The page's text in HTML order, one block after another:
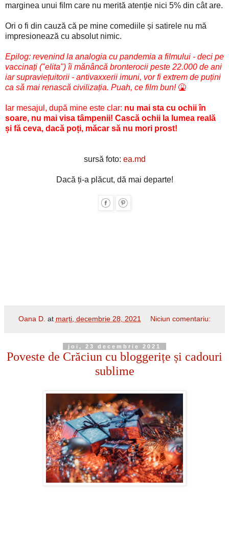
marginea unui film care nu merită atenție nici 5% din cât are.
Ori o fi din cauză că pe mine comediile și satirele nu mă
impresionează cu absolut nimic.
Epilog: revenind la analogia cu pandemia a filmului - deci pe
vaccinați ("elita") îi mănâncă bronterocii peste 22.000 de ani
iar supraviețuitorii - antivaxxerii imuni, vor fi extrem de puțini
ca să mai renască civilizația. Puah, ce film bun! 🤮
Iar mesajul, după mine este clar: nu mai sta cu ochii în
soare, nu mai visa tâmpenii! Cască ochii la lumea reală
și fă ceva, dacă poți, măcar să nu mori prost!
sursă foto: ea.md
Dacă ți-a plăcut, dă mai departe!
Oana D. at marți, decembrie 28, 2021 Niciun comentariu:
joi, 23 decembrie 2021
Poveste de Crăciun cu bloggerițe și cadouri
sublime